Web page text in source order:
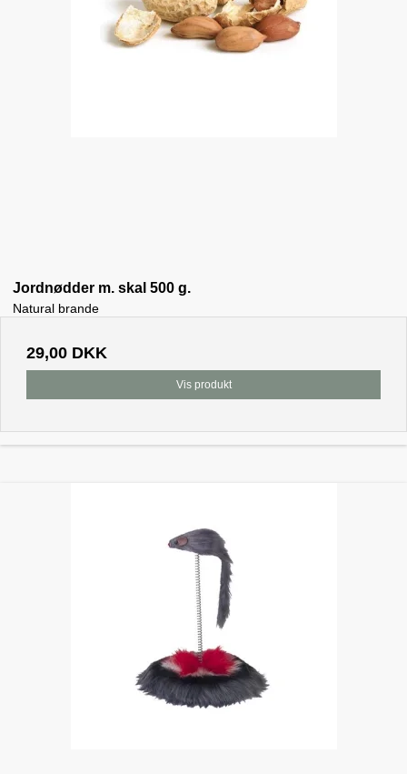
Jordnødder m. skal 500 g.
Natural brande
29,00 DKK
Vis produkt